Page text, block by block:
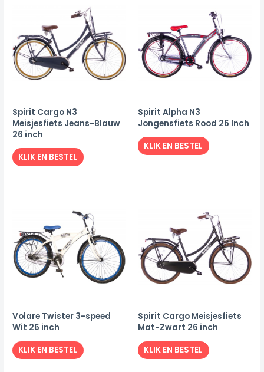
Spirit Cargo N3
Meisjesfiets Jeans-Blauw
26 inch
KLIK EN BESTEL
Spirit Alpha N3
Jongensfiets Rood 26 Inch
KLIK EN BESTEL
Volare Twister 3-speed
Wit 26 inch
KLIK EN BESTEL
Spirit Cargo Meisjesfiets
Mat-Zwart 26 inch
KLIK EN BESTEL